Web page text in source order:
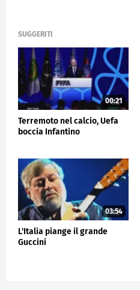
SUGGERITI
00:21
Terremoto nel calcio, Uefa
boccia Infantino
03:54
L'Italia piange il grande
Guccini